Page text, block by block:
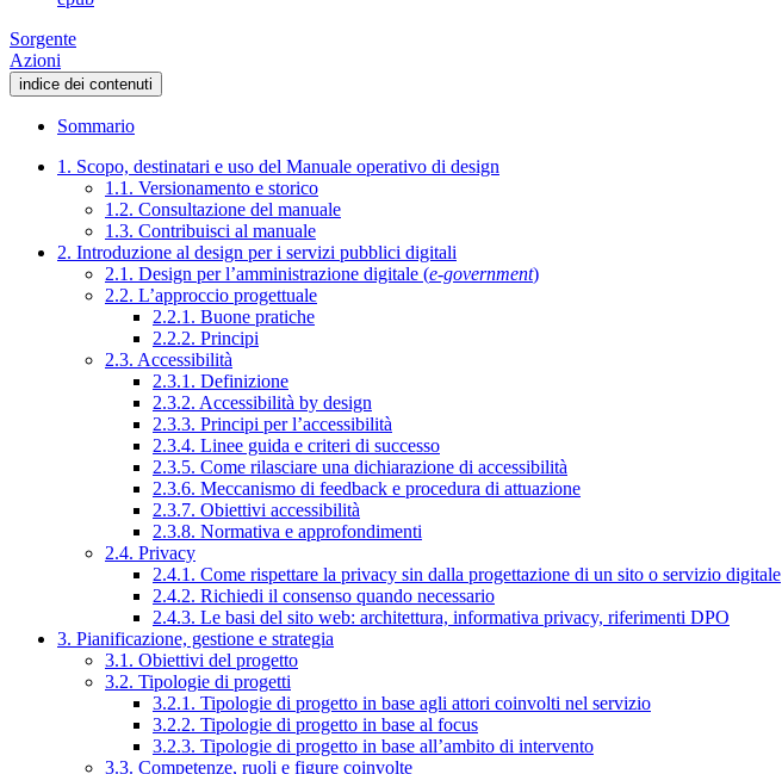
Sorgente
Azioni
indice dei contenuti
Sommario
1. Scopo, destinatari e uso del Manuale operativo di design
1.1. Versionamento e storico
1.2. Consultazione del manuale
1.3. Contribuisci al manuale
2. Introduzione al design per i servizi pubblici digitali
2.1. Design per l’amministrazione digitale (e-government)
2.2. L’approccio progettuale
2.2.1. Buone pratiche
2.2.2. Principi
2.3. Accessibilità
2.3.1. Definizione
2.3.2. Accessibilità by design
2.3.3. Principi per l’accessibilità
2.3.4. Linee guida e criteri di successo
2.3.5. Come rilasciare una dichiarazione di accessibilità
2.3.6. Meccanismo di feedback e procedura di attuazione
2.3.7. Obiettivi accessibilità
2.3.8. Normativa e approfondimenti
2.4. Privacy
2.4.1. Come rispettare la privacy sin dalla progettazione di un sito o servizio digitale
2.4.2. Richiedi il consenso quando necessario
2.4.3. Le basi del sito web: architettura, informativa privacy, riferimenti DPO
3. Pianificazione, gestione e strategia
3.1. Obiettivi del progetto
3.2. Tipologie di progetti
3.2.1. Tipologie di progetto in base agli attori coinvolti nel servizio
3.2.2. Tipologie di progetto in base al focus
3.2.3. Tipologie di progetto in base all’ambito di intervento
3.3. Competenze, ruoli e figure coinvolte